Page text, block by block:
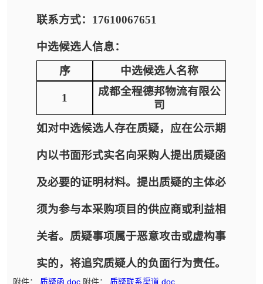
联系方式：17610067651
中选候选人信息：
序
中选候选人名称
1
成都全程德邦物流有限公
司
如对中选候选人存在质疑，应在公示期
内以书面形式实名向采购人提出质疑函
及必要的证明材料。提出质疑的主体必
须为参与本采购项目的供应商或利益相
关者。质疑事项属于恶意攻击或虚构事
实的，将追究质疑人的负面行为责任。
附件： 质疑函.doc 附件： 质疑联系渠道.doc